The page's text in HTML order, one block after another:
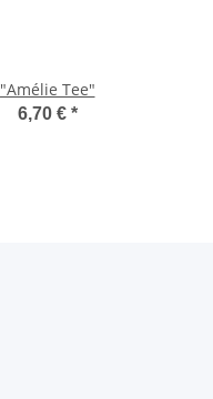
"Amélie Tee"
6,70 € *